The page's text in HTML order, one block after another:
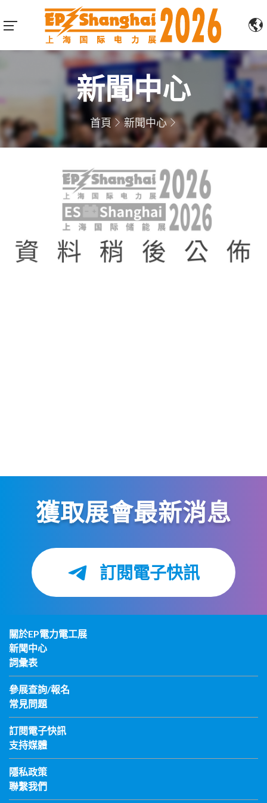
新聞中心
首頁 新聞中心
獲取展會最新消息
訂閱電子快訊
關於EP電力電工展
新聞中心
詞彙表
參展查詢/報名
常見問題
訂閱電子快訊
支持媒體
隱私政策
聯繫我們